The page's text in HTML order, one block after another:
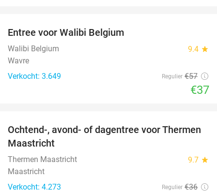
Entree voor Walibi Belgium
Walibi Belgium 9.4 star
Wavre
Verkocht: 3.649
Regulier €57
€37
25%
Ochtend-, avond- of dagentree voor Thermen
Maastricht
Thermen Maastricht 9.7 star
Maastricht
Verkocht: 4.273
Regulier €36